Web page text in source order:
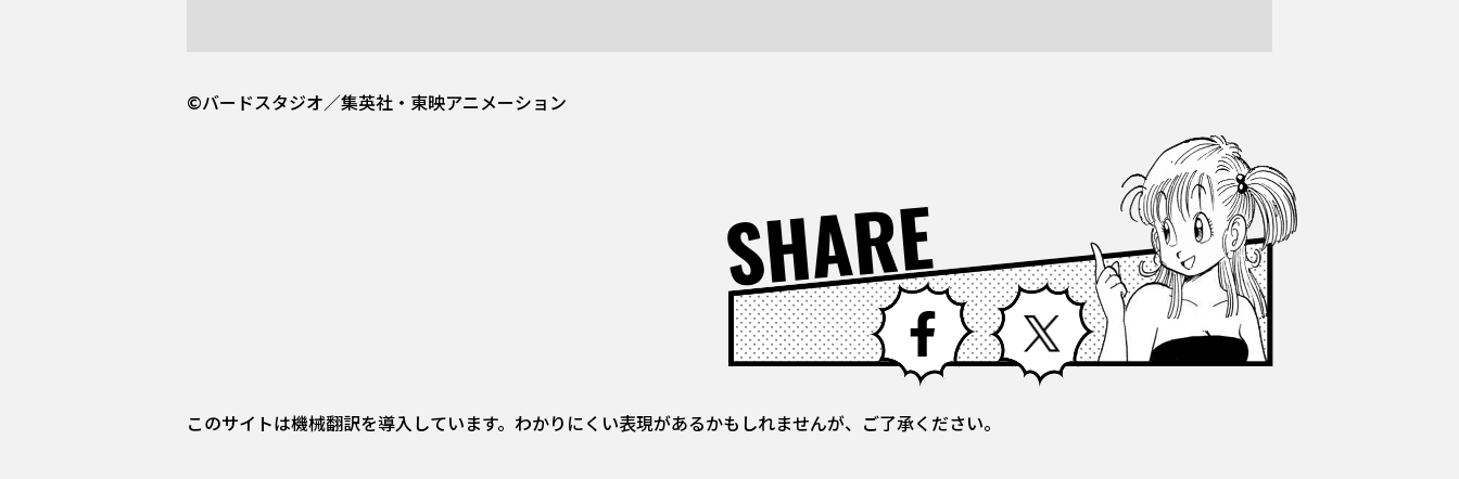
©バードスタジオ／集英社・東映アニメーション
SHARE Facebook X
このサイトは機械翻訳を導入しています。わかりにくい表現があるかもしれませんが、ご了承ください。